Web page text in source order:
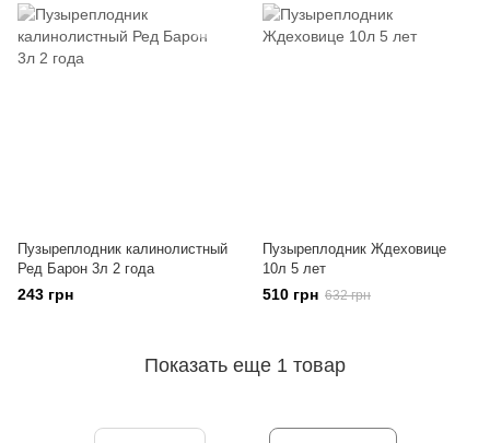
Пузыреплодник калинолистный
Ред Барон 3л 2 года
243 грн
Пузыреплодник Ждеховице
10л 5 лет
510 грн 632 грн
Показать еще 1 товар